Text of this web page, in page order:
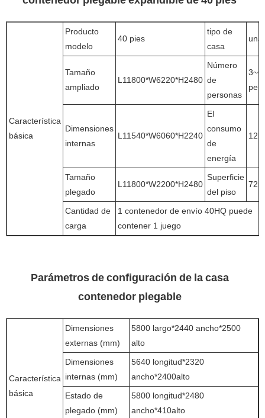
Característica
básica
Producto
modelo
40 pies
tipo de
casa
una
Tamaño
ampliado
L11800*W6220*H2480
Número
de
personas
3~6
Dimensiones
internas
L11540*W6060*H2240
El
consumo
de
energía
Tamaño
plegado
L11800*W2200*H2480
Superficie
del piso
Cantidad de
carga
1 contenedor de envío 40HQ puede
contener 1 juego
Parámetros de configuración de la casa
contenedor plegable
Característica
básica
Dimensiones
externas (mm)
5800 largo*2440 ancho*2500
alto
Dimensiones
internas (mm)
5640 longitud*2320
ancho*2400alto
Estado de
plegado (mm)
5800 longitud*2480
ancho*410alto